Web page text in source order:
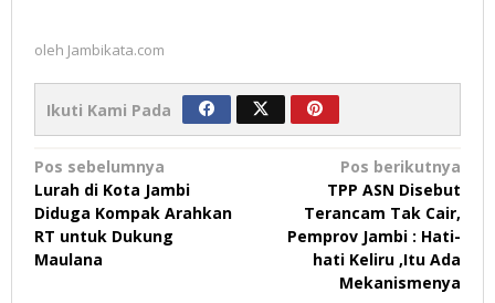
oleh Jambikata.com
Ikuti Kami Pada
Navigasi
pos
Pos sebelumnya
Lurah di Kota Jambi
Diduga Kompak Arahkan
RT untuk Dukung
Maulana
Pos berikutnya
TPP ASN Disebut
Terancam Tak Cair,
Pemprov Jambi : Hati-
hati Keliru ,Itu Ada
Mekanismenya